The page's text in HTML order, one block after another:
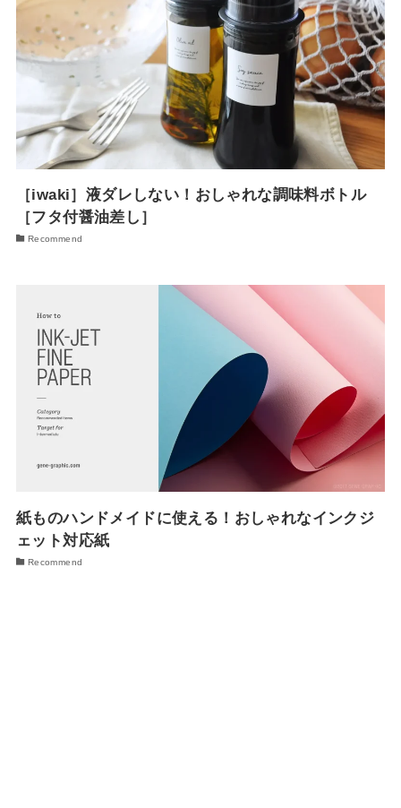
［iwaki］液ダレしない！おしゃれな調味料ボトル
［フタ付醤油差し］
Recommend
紙ものハンドメイドに使える！おしゃれなインクジ
ェット対応紙
Recommend